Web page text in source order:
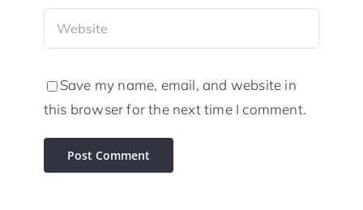
Save my name, email, and website in
this browser for the next time I comment.